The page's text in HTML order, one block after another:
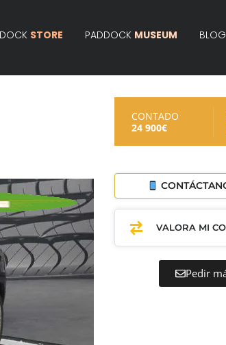
STORE PADDOCK MUSEUM BLOG
CONTADO
24 900€
VALORA MI
Pedir